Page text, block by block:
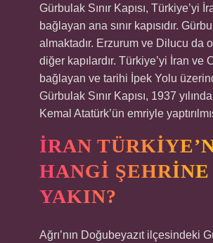
Gürbulak Sınır Kapısı, Türkiye’yi
bağlayan ana sınır kapısıdır.
almaktadır. Erzurum ve Dilucu da
diğer kapılardır. Türkiye’yi İran ve
bağlayan ve tarihi İpek Yolu
Gürbulak Sınır Kapısı, 1937
Kemal Atatürk’ün emriyle
İRAN
HANGI ŞEHRINE
YAKIN?
Ağrı’nın Doğubeyazıt ilçesindeki